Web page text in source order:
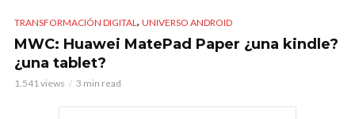
TRANSFORMACIÓN DIGITAL , UNIVERSO ANDROID
MWC: Huawei MatePad Paper ¿una kindle?
¿una tablet?
1.541 views 3 min read